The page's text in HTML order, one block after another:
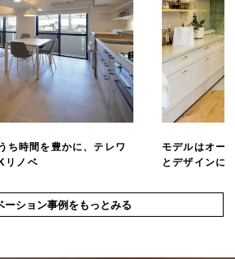
ち時間を豊かに、テレワ
リノベ
モデルはオー
とデザインに
ーション事例をもっとみる